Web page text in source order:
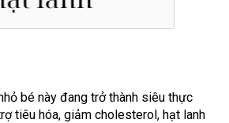
bé này đang trở thành siêu thực
tiêu hóa, giảm cholesterol, hạt lanh